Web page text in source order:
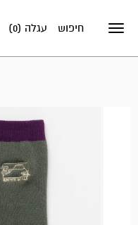
Toggle
עגלה (0) חיפוש